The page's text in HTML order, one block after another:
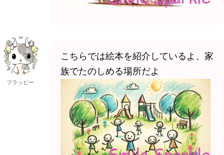
フラッピー
こちらでは絵本を紹介しているよ、家
族でたのしめる場所だよ